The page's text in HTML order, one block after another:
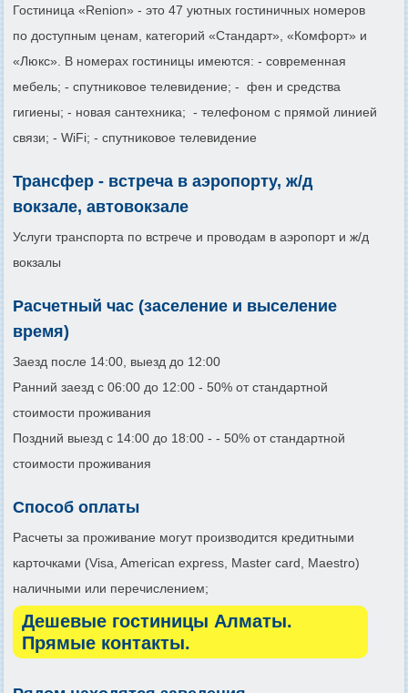
Гостиница «Renion» - это 47 уютных гостиничных номеров
по доступным ценам, категорий «Стандарт», «Комфорт» и
«Люкс». В номерах гостиницы имеются: - современная
мебель; - спутниковое телевидение; - фен и средства
гигиены; - новая сантехника; - телефоном с прямой линией
связи; - WiFi; - спутниковое телевидение
Трансфер - встреча в аэропорту, ж/д
вокзале, автовокзале
Услуги транспорта по встрече и проводам в аэропорт и ж/д
вокзалы
Расчетный час (заселение и выселение
время)
Заезд после 14:00, выезд до 12:00
Ранний заезд с 06:00 до 12:00 - 50% от стандартной
стоимости проживания
Поздний выезд с 14:00 до 18:00 - - 50% от стандартной
стоимости проживания
Способ оплаты
Расчеты за проживание могут производится кредитными
карточками (Visa, American express, Master card, Maestro)
наличными или перечислением;
Дешевые гостиницы Алматы.
Прямые контакты.